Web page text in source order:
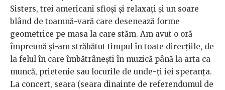
Sisters, trei americani sfioși și relaxați și un soare
blând de toamnă-vară care desenează forme
geometrice pe masa la care stăm. Am avut o oră
împreună și-am străbătut timpul în toate direcțiile, de
la felul în care îmbătrânești în muzică până la arta ca
muncă, prietenie sau locurile de unde-ți iei speranța.
La concert, seara (seara dinainte de referendumul de